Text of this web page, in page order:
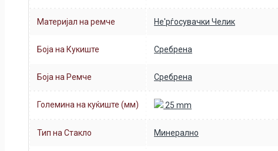
Материјал на ремче Не'рѓосувачки Челик
Боја на Кукиште Сребрена
Боја на Ремче Сребрена
Големина на куќиште (мм) 25 mm
Тип на Стакло Минерално